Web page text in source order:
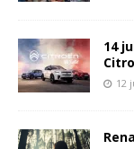
14
12